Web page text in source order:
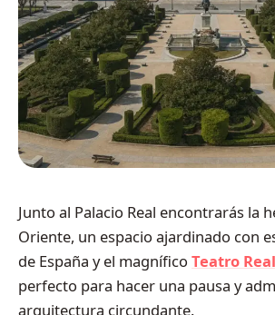
Junto al Palacio Real encontrarás la
Oriente, un espacio ajardinado con
de España y el magnífico Teatro Real
perfecto para hacer una pausa y
arquitectura circundante.